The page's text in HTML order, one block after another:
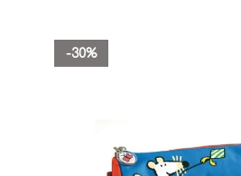
-30%